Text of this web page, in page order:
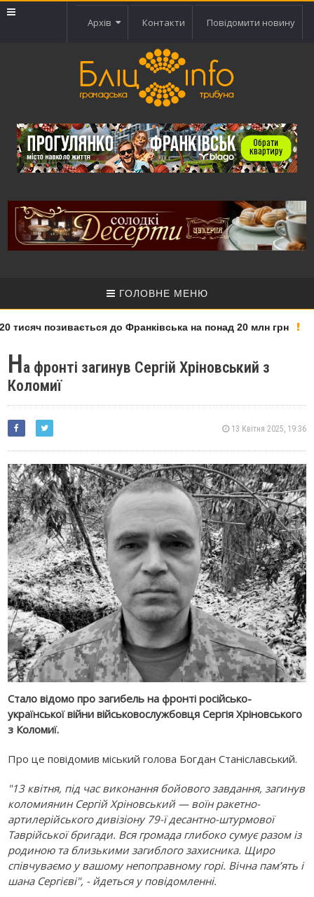
Архів Контакти Повідомити новину
ГОЛОВНЕ МЕНЮ
позивається до Франківська на понад 20 млн грн
На фронті загинув Сергій Хріновський з
Коломиї
13 Квітня 2025, 19:36
Стало відомо про загибель на фронті російсько-
української війни військовослужбовця Сергія Хріновського
з Коломиї.
Про це повідомив міський голова Богдан Станіславський.
"13 квітня, під час виконання бойового завдання, загинув
коломиянин Сергій Хріновський — воїн ракетно-
артилерійського дивізіону 79-ї десантно-штурмової
Таврійської бригади. Вся громада глибоко сумує разом із
родиною та близькими загиблого захисника. Щиро
співчуваємо у вашому непоправному горі. Вічна пам’ять і
шана Сергієві", - йдеться у повідомленні.